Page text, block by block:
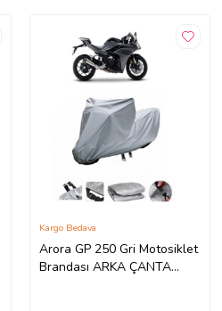
Arora GP 250 Gri Motosiklet
Brandası ARKA ÇANTA
Kargo Bedava